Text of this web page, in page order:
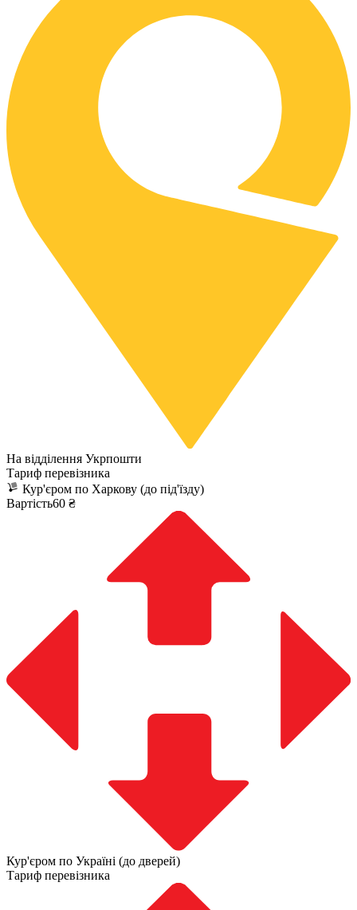
На відділення Укрпошти
Тариф перевізника
Кур'єром по Харкову (до під'їзду)
Вартість60 ₴
Кур'єром по Україні (до дверей)
Тариф перевізника